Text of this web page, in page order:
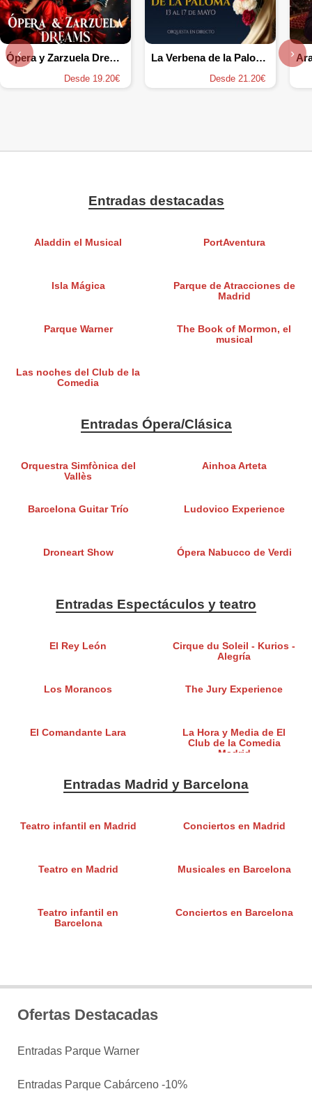
Ópera y Zarzuela Dreams
Desde 19.20€
La Verbena de la Paloma - L'Operamore
Desde 21.20€
‹ ›
Entradas destacadas
Aladdin el Musical PortAventura
Isla Mágica
Parque de Atracciones de
Madrid
Parque Warner
The Book of Mormon, el
musical
Las noches del Club de la
Comedia
Entradas Ópera/Clásica
Orquestra Simfònica del
Vallès
Ainhoa Arteta
Barcelona Guitar Trío Ludovico Experience
Droneart Show Ópera Nabucco de Verdi
Entradas Espectáculos y teatro
El Rey León
Cirque du Soleil - Kurios -
Alegría
Los Morancos The Jury Experience
El Comandante Lara
La Hora y Media de El
Club de la Comedia
Madrid
Entradas Madrid y Barcelona
Teatro infantil en Madrid Conciertos en Madrid
Teatro en Madrid Musicales en Barcelona
Teatro infantil en
Barcelona
Conciertos en Barcelona
Ofertas Destacadas
Entradas Parque Warner
Entradas Parque Cabárceno -10%